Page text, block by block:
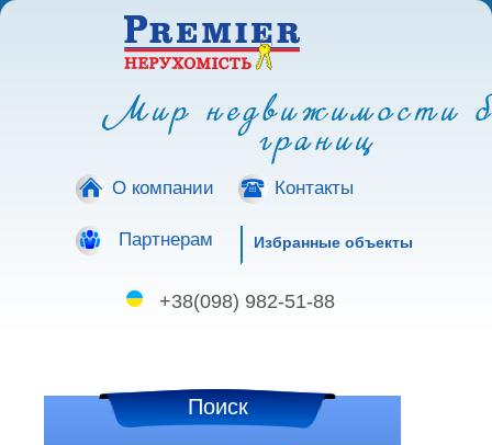
Мир недвижимости
границ
О компании Контакты
Партнерам Избранные объекты
+38(098) 982-51-88
Поиск